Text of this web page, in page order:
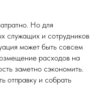
Но для
служащих и сотрудников
может быть совсем
расходов на
заметно сэкономить.
отправку и собрать